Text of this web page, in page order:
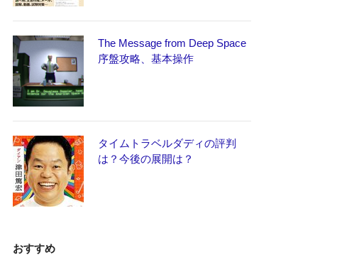
The Message from Deep Space
序盤攻略、基本操作
タイムトラベルダディの評判
は？今後の展開は？
おすすめ